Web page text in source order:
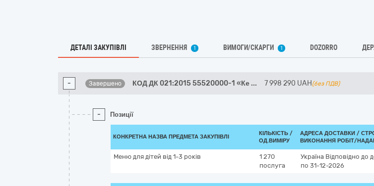
ДЕТАЛІ ЗАКУПІВЛІ ЗВЕРНЕННЯ 1 ВИМОГИ/СКАРГИ 1 DOZORRO
- Завершено КОД ДК 021:2015 55520000-1 «Ке ... 7 998 290 UAH (без ПДВ)
- Позиції
КОНКРЕТНА НАЗВА ПРЕДМЕТА ЗАКУПІВЛІ
КІЛЬКІСТЬ /
ОД.ВИМІРУ
АДРЕСА ДОСТАВКИ /
ВИКОНАННЯ РОБІТ/
Меню для дітей від 1-3 років
1 270
послуга
Україна Відповідно до
по 31-12-2026